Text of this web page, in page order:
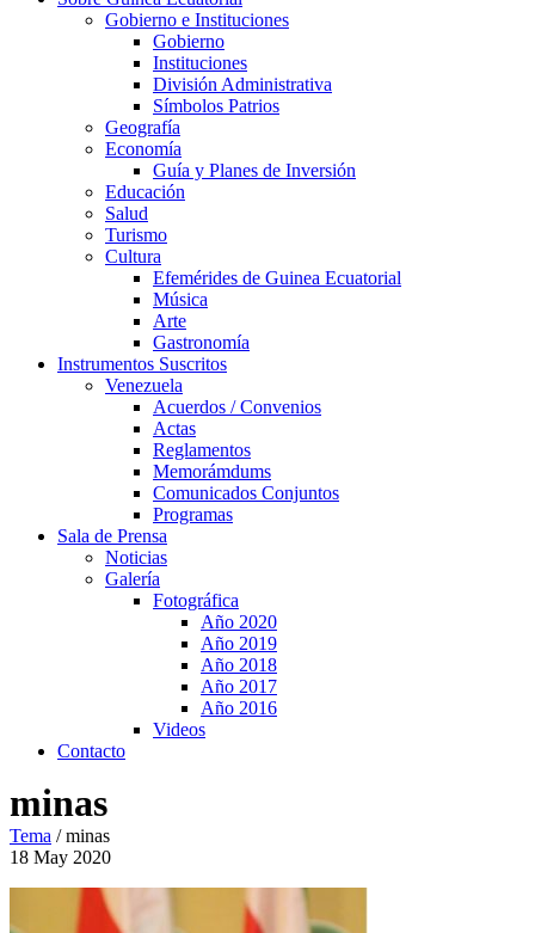
Gobierno e Instituciones
Gobierno
Instituciones
División Administrativa
Símbolos Patrios
Geografía
Economía
Guía y Planes de Inversión
Educación
Salud
Turismo
Cultura
Efemérides de Guinea Ecuatorial
Música
Arte
Gastronomía
Instrumentos Suscritos
Venezuela
Acuerdos / Convenios
Actas
Reglamentos
Memorámdums
Comunicados Conjuntos
Programas
Sala de Prensa
Noticias
Galería
Fotográfica
Año 2020
Año 2019
Año 2018
Año 2017
Año 2016
Videos
Contacto
minas
Tema /minas
18 May 2020